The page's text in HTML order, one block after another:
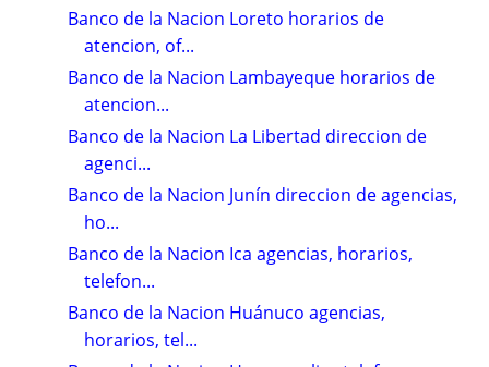
Banco de la Nacion Loreto horarios de
atencion, of...
Banco de la Nacion Lambayeque horarios de
atencion...
Banco de la Nacion La Libertad direccion de
agenci...
Banco de la Nacion Junín direccion de agencias,
ho...
Banco de la Nacion Ica agencias, horarios,
telefon...
Banco de la Nacion Huánuco agencias,
horarios, tel...